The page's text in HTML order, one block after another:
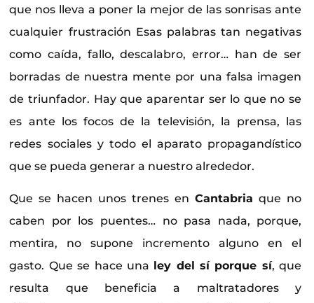
que nos lleva a poner la mejor de las sonrisas ante
cualquier frustración Esas palabras tan negativas
como caída, fallo, descalabro, error… han de ser
borradas de nuestra mente por una falsa imagen
de triunfador. Hay que aparentar ser lo que no se
es ante los focos de la televisión, la prensa, las
redes sociales y todo el aparato propagandístico
que se pueda generar a nuestro alrededor.
Que se hacen unos trenes enCantabria que no
caben por los puentes… no pasa nada, porque,
mentira, no supone incremento alguno en el
gasto. Que se hace una ley del sí porque sí, que
resulta que beneficia a maltratadores y